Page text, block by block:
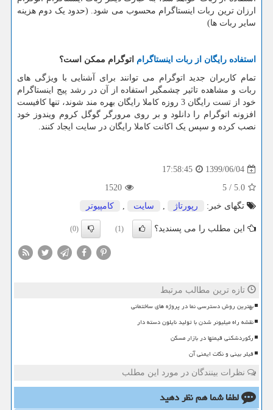
ارزان ترین ربات اینستاگرام محسوب می شود. (حدود یک دوم هزینه
سایر ربات ها)
استفاده رایگان از ربات اینستاگرام اتوگرام ممکن است؟
تمام کاربران جدید اتوگرام می توانند برای آشنایی با ویژگی های
ربات و مشاهده تاثیر چشمگیر استفاده از آن در رشد پیج اینستاگرام
خود از تست رایگان 3 روزه کاملا رایگان بهره مند شوند، تنها کافیست
افزونه اتوگرام را دانلود و بر روی مرورگر گوگل کروم ویندوز خود
نصب کرده و سپس یک اکانت کاملا رایگان در سایت ایجاد کنند.
1399/06/04
17:58:45
5.0
/
5
1520
تگهای خبر:
رپورتاژ , سایت , كامپیوتر
این مطلب را می پسندید؟ (1)
(0)
تازه ترین مطالب مرتبط
بهترین روش دسترسی نما در پروژه های ساختمانی
نقشه راه میلیونر شدن با تولید نایلون دسته دار
رکوردشکنی قیمتها در بازار مسکن
فیلر بینی و نکات ایمنی آن
نظرات بینندگان در مورد این مطلب
لطفا شما همنظر دهید